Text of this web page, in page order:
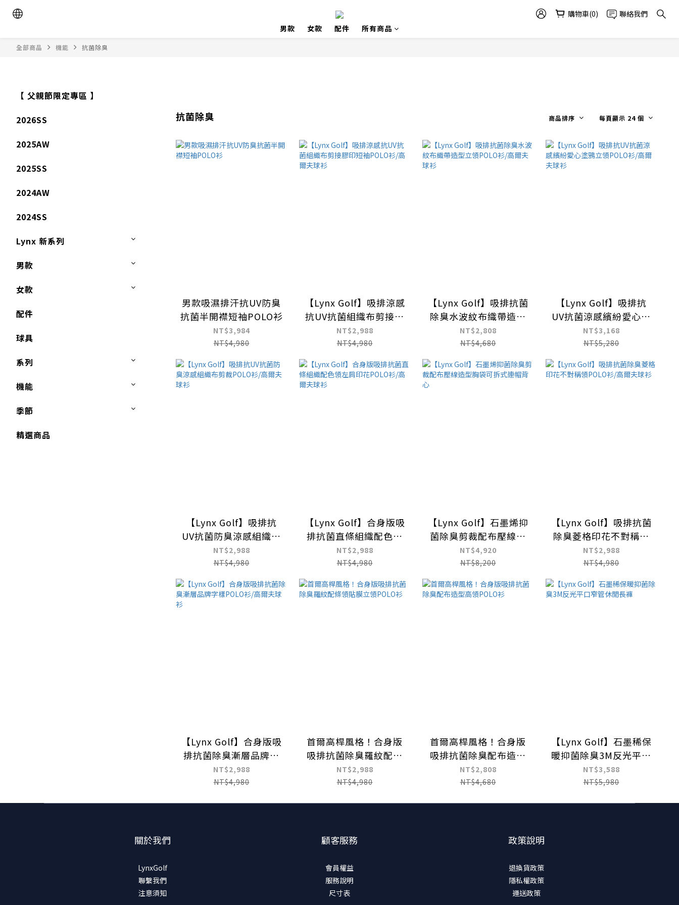
購物車(0)
聯絡我們
男款
女款 配件 所有商品
全部商品 機能 抗菌除臭
【 父親節限定專區 】
2026SS
2025AW
2025SS
2024AW
2024SS
Lynx 新系列
男款
女款
配件
球具
系列
機能
季節
精選商品
抗菌除臭 商品排序 每頁顯示 24 個
男款吸濕排汗抗UV防臭
抗菌半開襟短袖POLO衫
NT$3,984
NT$4,980
【Lynx Golf】吸排涼感
抗UV抗菌組織布剪接膠
印短袖POLO衫/高爾夫
球衫
NT$2,988
NT$4,980
【Lynx Golf】吸排抗菌
除臭水波紋布織帶造型
立領POLO衫/高爾夫球
衫
NT$2,808
NT$4,680
【Lynx Golf】吸排抗
UV抗菌涼感繽紛愛心塗
鴉立領POLO衫/高爾夫
球衫
NT$3,168
NT$5,280
【Lynx Golf】吸排抗
UV抗菌防臭涼感組織布
剪裁POLO衫/高爾夫球
衫
NT$2,988
NT$4,980
【Lynx Golf】合身版吸
排抗菌直條組織配色領
左肩印花POLO衫/高爾
夫球衫
NT$2,988
NT$4,980
【Lynx Golf】石墨烯抑
菌除臭剪裁配布壓線造
型胸袋可拆式連帽背心
NT$4,920
NT$8,200
【Lynx Golf】吸排抗菌
除臭菱格印花不對稱領
POLO衫/高爾夫球衫
NT$2,988
NT$4,980
【Lynx Golf】合身版吸
排抗菌除臭漸層品牌字
樣POLO衫/高爾夫球衫
NT$2,988
NT$4,980
首爾高桿風格！合身版
吸排抗菌除臭羅紋配條
領貼膜立領POLO衫
NT$2,988
NT$4,980
首爾高桿風格！合身版
吸排抗菌除臭配布造型
高領POLO衫
NT$2,808
NT$4,680
【Lynx Golf】石墨稀保
暖抑菌除臭3M反光平口
窄管休閒長褲
NT$3,588
NT$5,980
關於我們
LynxGolf
聯繫我們
注意須知
顧客服務
會員權益
服務說明
尺寸表
政策說明
退換貨政策
隱私權政策
運送政策